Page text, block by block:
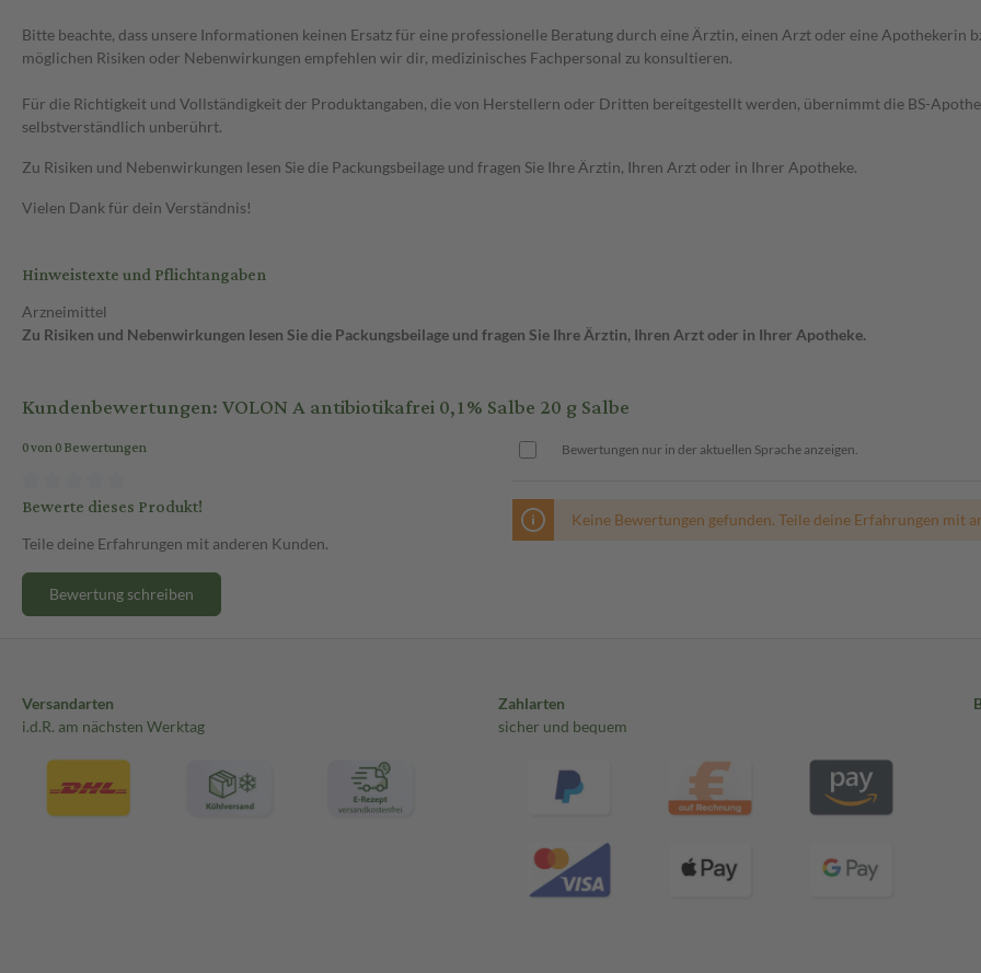
Bitte beachte, dass unsere Informationen keinen Ersatz für eine professionelle Beratung durch eine Ärztin, einen Arzt oder eine Apothekerin
möglichen Risiken oder Nebenwirkungen empfehlen wir dir, medizinisches Fachpersonal zu konsultieren.
Für die Richtigkeit und Vollständigkeit der Produktangaben, die von Herstellern oder Dritten bereitgestellt werden, übernimmt die BS-
selbstverständlich unberührt.
Zu Risiken und Nebenwirkungen lesen Sie die Packungsbeilage und fragen Sie Ihre Ärztin, Ihren Arzt oder in Ihrer Apotheke.
Vielen Dank für dein Verständnis!
Hinweistexte und Pflichtangaben
Arzneimittel
Zu Risiken und Nebenwirkungen lesen Sie die Packungsbeilage und fragen Sie Ihre Ärztin, Ihren Arzt oder in Ihrer Apotheke.
Kundenbewertungen: VOLON A antibiotikafrei 0,1% Salbe 20 g Salbe
0 von 0 Bewertungen
Bewerte dieses Produkt!
Teile deine Erfahrungen mit anderen Kunden.
Bewertung schreiben
Bewertungen nur in der aktuellen Sprache anzeigen.
Keine Bewertungen gefunden. Teile deine Erfahrungen mit
Versandarten
i.d.R. am nächsten Werktag
Zahlarten
sicher und bequem